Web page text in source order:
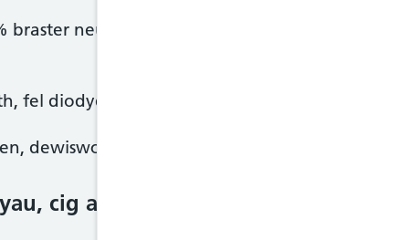
neu sgim, yn ogystal â chawsiau caled
fel diodydd soia, hefyd wedi'u cynnwys yn y
dewiswch fersiynau heb eu melysu, caerog.
cig a phroteinau eraill